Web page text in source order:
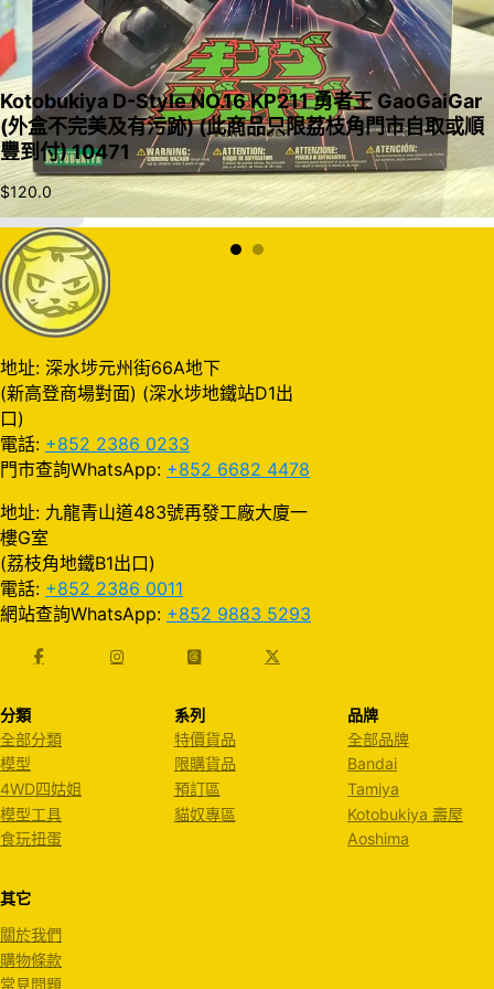
入購物車
Kotobukiya D-Style NO.16 KP211 勇者王 GaoGaiGar
(外盒不完美及有污跡) (此商品只限荔枝角門市自取或順
豐到付) 10471
$120.0
地址: 深水埗元州街66A地下
(新高登商場對面) (深水埗地鐵站D1出
口)
電話: +852 2386 0233
門市查詢WhatsApp: +852 6682 4478
地址: 九龍青山道483號再發工廠大廈一
樓G室
(荔枝角地鐵B1出口)
電話: +852 2386 0011
網站查詢WhatsApp: +852 9883 5293
分類
全部分類
模型
4WD四姑姐
模型工具
食玩扭蛋
系列
特價貨品
限購貨品
預訂區
貓奴專區
品牌
全部品牌
Bandai
Tamiya
Kotobukiya 壽屋
Aoshima
其它
關於我們
購物條款
常見問題